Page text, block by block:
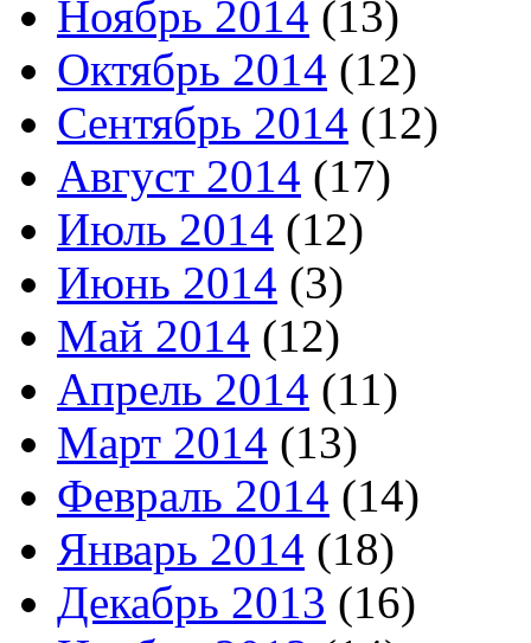
Ноябрь 2014 (13)
Октябрь 2014 (12)
Сентябрь 2014 (12)
Август 2014 (17)
Июль 2014 (12)
Июнь 2014 (3)
Май 2014 (12)
Апрель 2014 (11)
Март 2014 (13)
Февраль 2014 (14)
Январь 2014 (18)
Декабрь 2013 (16)